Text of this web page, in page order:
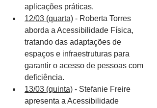
aplicações práticas.
12/03 (quarta) - Roberta Torres
aborda a Acessibilidade Física,
tratando das adaptações de
espaços e infraestruturas para
garantir o acesso de pessoas com
deficiência.
13/03 (quinta) - Stefanie Freire
apresenta a Acessibilidade